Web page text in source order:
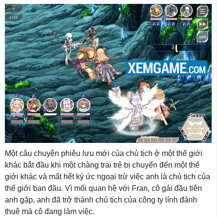
Một câu chuyện phiêu lưu mới của chủ tịch ở một thế giới
khác bắt đầu khi một chàng trai trẻ bị chuyển đến một thế
giới khác và mất hết ký ức ngoại trừ việc anh là chủ tịch của
thế giới ban đầu. Vì mối quan hệ với Fran, cô gái đầu tiên
anh gặp, anh đã trở thành chủ tịch của công ty lính đánh
thuê mà cô đang làm việc.